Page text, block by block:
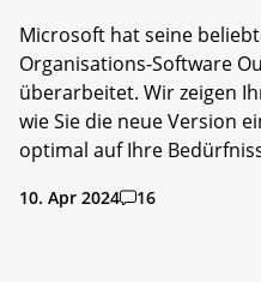
Microsoft hat seine
Organisations-Software
überarbeitet. Wir zeigen
wie Sie die neue Version
optimal auf Ihre
10. Apr 2024 16